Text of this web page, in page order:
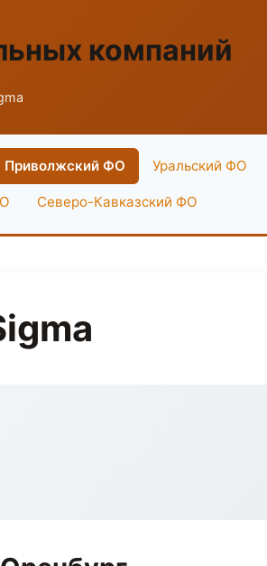
компаний
Приволжский ФО Уральский ФО
Северо-Кавказский ФО